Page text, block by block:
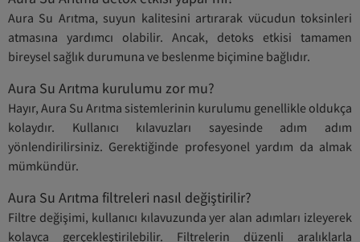
Aura Su Arıtma, suyun kalitesini artırarak vücudun toksinleri
atmasına yardımcı olabilir. Ancak, detoks etkisi tamamen
bireysel sağlık durumuna ve beslenme biçimine bağlıdır.
Aura Su Arıtma kurulumu zor mu?
Hayır, Aura Su Arıtma sistemlerinin kurulumu genellikle oldukça
kolaydır. Kullanıcı kılavuzları sayesinde adım adım
yönlendirilirsiniz. Gerektiğinde profesyonel yardım da almak
mümkündür.
Aura Su Arıtma filtreleri nasıl değiştirilir?
Filtre değişimi, kullanıcı kılavuzunda yer alan adımları izleyerek
kolayca gerçekleştirilebilir. Filtrelerin düzenli aralıklarla